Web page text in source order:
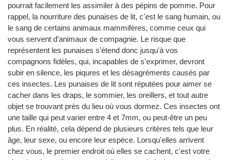
pourrait facilement les assimiler à des pépins de pomme. Pour
rappel, la nourriture des punaises de lit, c'est le sang humain, ou
le sang de certains animaux mammifères, comme ceux qui
vous servent d'animaux de compagnie. Le risque que
représentent les punaises s'étend donc jusqu'à vos
compagnons fidèles, qui, incapables de s'exprimer, devront
subir en silence, les piqures et les désagréments causés par
ces insectes. Les punaises de lit sont réputées pour aimer se
cacher dans les draps, le sommier, les oreillers, et tout autre
objet se trouvant près du lieu où vous dormez. Ces insectes ont
une taille qui peut varier entre 4 et 7mm, ou peut-être un peu
plus. En réalité, cela dépend de plusieurs critères tels que leur
âge, leur sexe, ou encore leur espèce. Lorsqu'elles arrivent
chez vous, le premier endroit où elles se cachent, c'est votre